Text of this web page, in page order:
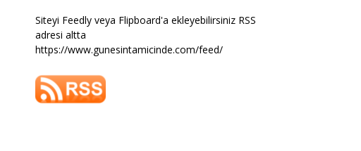
Siteyi Feedly veya Flipboard'a ekleyebilirsiniz RSS
adresi altta
https://www.gunesintamicinde.com/feed/